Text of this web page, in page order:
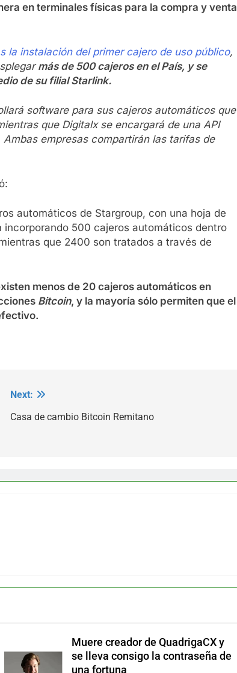
en terminales físicas para la compra y venta
la instalación del primer cajero de uso público,
más de 500 cajeros en el País, y se
de su filial Starlink.
software para sus cajeros automáticos que
que Digitalx se encargará de una API
empresas compartirán las tarifas de
automáticos de Stargroup, con una hoja de
500 cajeros automáticos dentro
que 2400 son tratados a través de
menos de 20 cajeros automáticos en
Bitcoin, y la mayoría sólo permiten que el
Next:
Casa de cambio Bitcoin Remitano
Muere creador de QuadrigaCX y
se lleva consigo la contraseña de
una fortuna